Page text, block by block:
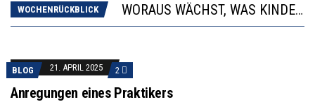
WOCHENRÜCKBLICK
“WIR BEOBACHTEN EINEN REGELRECHTEN STURZFLUG BEI DEN LERNLEISTUNGEN”
DIE VERSTÄRKTE HARMONISIERUNG IM SCHULWESEN VERRINGERT DAS INNOVATIONSPOTENZIAL
BLOG 21. APRIL 2025 2
Anregungen eines Praktikers